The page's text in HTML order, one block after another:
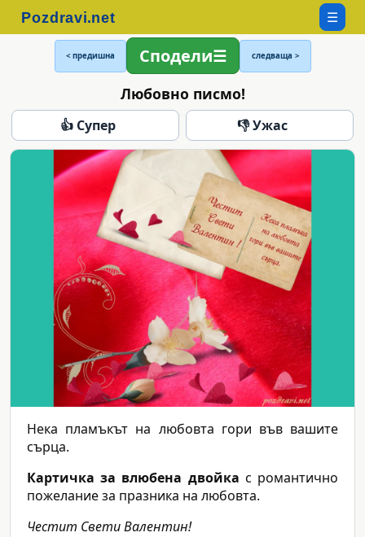
☰
< предишна Сподели следваща >
Любовно писмо!
👍 Супер 👎 Ужас
Нека пламъкът на любовта гори във вашите
сърца.
Картичка за влюбена двойка с романтично
пожелание за празника на любовта.
Честит Свети Валентин!